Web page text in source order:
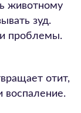
животному
зуд.
проблемы.
отит,
воспаление.